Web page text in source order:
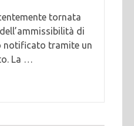
tornata
di
tramite un
La …